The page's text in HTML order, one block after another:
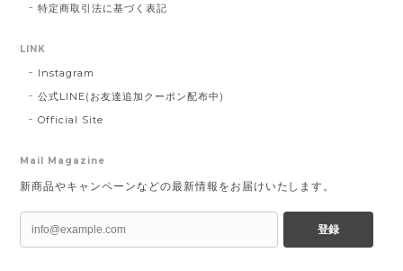
特定商取引法に基づく表記
LINK
Instagram
公式LINE(お友達追加クーポン配布中)
Official Site
Mail Magazine
新商品やキャンペーンなどの最新情報をお届けいたします。
登録